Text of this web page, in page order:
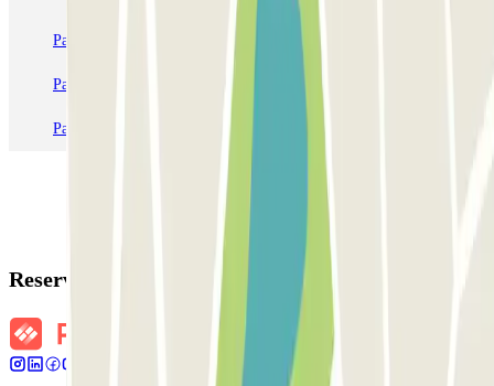
Parkeren in Parijs Parkeren in Venetië
Parkeren in Station Venetië Mestre Parkeren in Rome
Parkeren in Milaan Parkeren in Verona
Reserveringsgegevens